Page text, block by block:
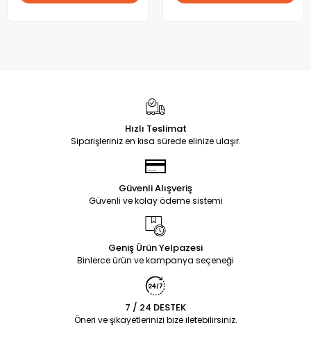
Hızlı Teslimat
Siparişleriniz en kısa sürede elinize ulaşır.
Güvenli Alışveriş
Güvenli ve kolay ödeme sistemi
Geniş Ürün Yelpazesi
Binlerce ürün ve kampanya seçeneği
7 / 24 DESTEK
Öneri ve şikayetlerinizi bize iletebilirsiniz.